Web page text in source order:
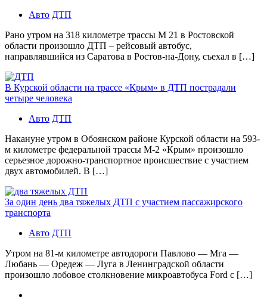
Авто ДТП
Рано утром на 318 километре трассы М 21 в Ростовской
области произошло ДТП – рейсовый автобус,
направлявшийся из Саратова в Ростов-на-Дону, съехал в […]
В Курской области на трассе «Крым» в ДТП пострадали
четыре человека
Авто ДТП
Накануне утром в Обоянском районе Курской области на 593-
м километре федеральной трассы М-2 «Крым» произошло
серьезное дорожно-транспортное происшествие с участием
двух автомобилей. В […]
За один день два тяжелых ДТП с участием пассажирского
транспорта
Авто ДТП
Утром на 81-м километре автодороги Павлово — Мга —
Любань — Оредеж — Луга в Ленинградской области
произошло лобовое столкновение микроавтобуса Ford с […]